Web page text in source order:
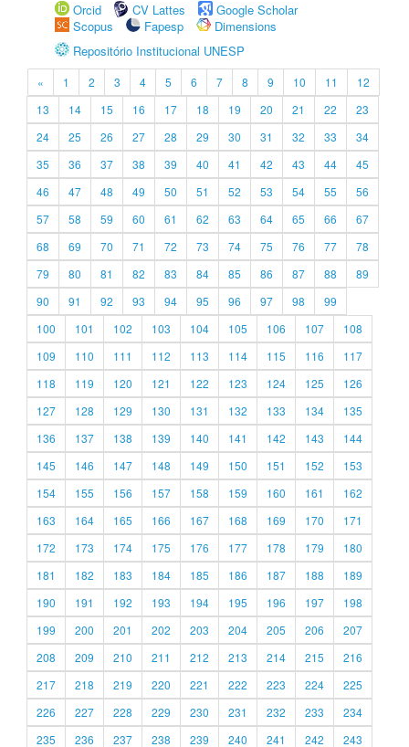
Orcid
CV Lattes
Google Scholar
Scopus
Fapesp
Dimensions
Repositório Institucional UNESP
« 1 2 3 4 5 6 7 8 9 10 11
12
13
14 15 16 17 18 19 20 21 22
23
24
25 26 27 28 29 30 31 32 33
34
35
36 37 38 39 40 41 42 43 44
45
46
47 48 49 50 51 52 53 54 55
56
57
58 59 60 61 62 63 64 65 66
67
68
69 70 71 72 73 74 75 76 77
78
79
80 81 82 83 84 85 86 87 88
89
90
91 92 93 94 95 96 97 98
99
100
101 102 103 104 105 106 107
108
109
110 111 112 113 114 115 116
117
118
119 120 121 122 123 124 125
126
127
128 129 130 131 132 133 134
135
136
137 138 139 140 141 142 143
144
145
146 147 148 149 150 151 152
153
154
155 156 157 158 159 160 161
162
163
164 165 166 167 168 169 170
171
172
173 174 175 176 177 178 179
180
181
182 183 184 185 186 187 188
189
190
191 192 193 194 195 196 197
198
199
200 201 202 203 204 205 206
207
208
209 210 211 212 213 214 215
216
217
218 219 220 221 222 223 224
225
226
227 228 229 230 231 232 233
234
235
236 237 238 239 240 241 242 243